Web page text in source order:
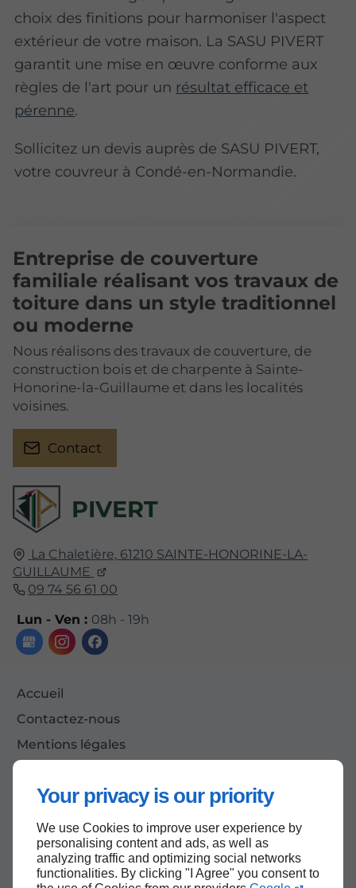
Your privacy is our priority
We use Cookies to improve user experience by
personalising content and ads, as well as
analyzing traffic and optimizing social networks
functionalities. By clicking "I Agree" you consent to
choix des finitions pour harmoniser l'aspect
extérieur de votre maison. La SASU PIVERT
garantit une mise en œuvre conforme aux
règles de l'art pour un résultat efficace et
pérenne.
Sollicitez un devis auprès de SASU PIVERT,
votre couvreur à Condé-en-Normandie.
PIVERT
La Chaletière, 61210 SAINTE-HONORINE-LA-
GUILLAUME
09 74 56 61 00
Lun - Ven : 08h - 19h
Accueil
Contactez-nous
Mentions légales
Entreprise de couverture
familiale réalisant vos travaux de
toiture dans un style traditionnel
ou moderne
Nous réalisons des travaux de couverture, de
construction bois et de charpente à Sainte-
Honorine-la-Guillaume et dans les localités
voisines.
Contact
Haut de page